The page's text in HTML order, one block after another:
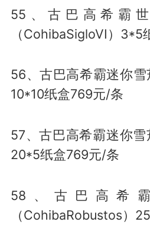
55、古巴高希霸
（CohibaSigloVI）3*5
56、古巴高希霸迷你雪
10*10纸盒769元/条
57、古巴高希霸迷你雪
20*5纸盒769元/条
58、古巴高希
（CohibaRobustos）